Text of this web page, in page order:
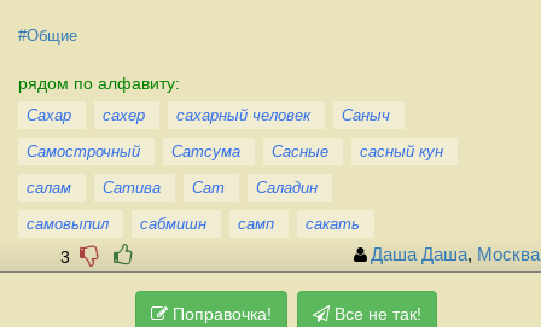
#Общие
рядом по алфавиту:
Сахар сахер сахарный человек
Саныч
Самострочный
Сатсума Сасные
сасный кун
салам
Сатива Сат
Саладин
самовыпил
сабмишн самп сакать
3 Даша Даша, Москва
Поправочка! Все не так!